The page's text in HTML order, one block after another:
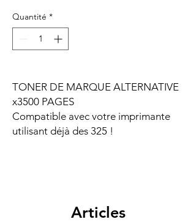
Quantité *
TONER DE MARQUE ALTERNATIVE
x3500 PAGES
Compatible avec votre imprimante
utilisant déjà des 325 !
Articles